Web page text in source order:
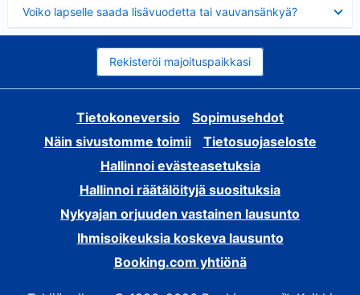
Voiko lapselle saada lisävuodetta tai vauvansänkyä?
Rekisteröi majoituspaikkasi
Tietokoneversio
Sopimusehdot
Näin sivustomme toimii
Tietosuojaseloste
Hallinnoi evästeasetuksia
Hallinnoi räätälöityjä suosituksia
Nykyajan orjuuden vastainen lausunto
Ihmisoikeuksia koskeva lausunto
Booking.com yhtiönä